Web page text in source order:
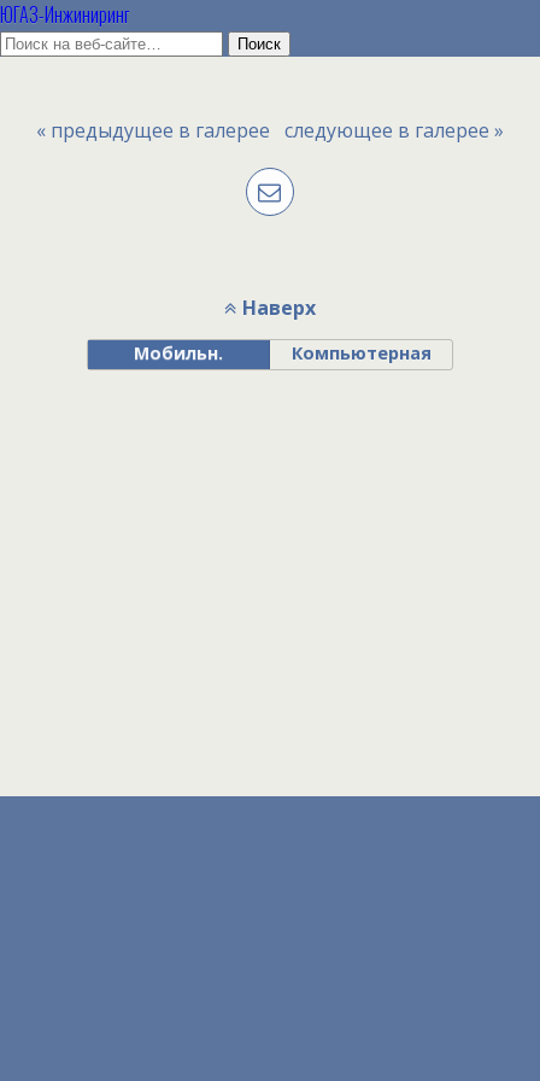
ЮГАЗ-Инжиниринг
« предыдущее в галерее следующее в галерее »
Наверх
Мобильн. Компьютерная